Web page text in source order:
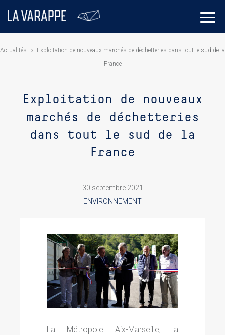
Actualités
Exploitation de nouveaux marchés de déchetteries dans tout le sud de la
France
Exploitation de nouveaux
marchés de déchetteries
dans tout le sud de la
France
30 septembre 2021
ENVIRONNEMENT
La Métropole Aix-Marseille, la